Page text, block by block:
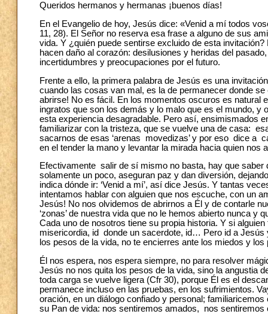
Queridos hermanos y hermanas ¡buenos días!
En el Evangelio de hoy, Jesús dice: «Venid a mí todos
11, 28). El Señor no reserva esa frase a alguno de sus
vida. Y ¿quién puede sentirse excluido de esta
hacen daño al corazón: desilusiones y heridas del
incertidumbres y preocupaciones por el futuro.
Frente a ello, la primera palabra de Jesús es una
cuando las cosas van mal, es la de permanecer donde
abrirse! No es fácil. En los momentos oscuros es natural
ingratos que son los demás y lo malo que es el mundo,
esta experiencia desagradable. Pero así, ensimismados
familiarizar con la tristeza, que se vuelve una de casa:
sacarnos de esas ‘arenas movedizas’ y por eso dice a
en el tender la mano y levantar la mirada hacia quien nos
Efectivamente salir de sí mismo no basta, hay que
solamente un poco, aseguran paz y dan diversión,
indica dónde ir: ‘Venid a mí’, así dice Jesús. Y tantas
intentamos hablar con alguien que nos escuche, con un
Jesús! No nos olvidemos de abrirnos a Él y de contarle
‘zonas’ de nuestra vida que no le hemos abierto nunca
Cada uno de nosotros tiene su propia historia. Y si
misericordia, id donde un sacerdote, id… Pero id a Jesús
los pesos de la vida, no te encierres ante los miedos y
Él nos espera, nos espera siempre, no para resolver
Jesús no nos quita los pesos de la vida, sino la angustia
toda carga se vuelve ligera (Cfr 30), porque Él es el
permanece incluso en las pruebas, en los sufrimientos.
oración, en un diálogo confiado y personal;
su Pan de vida: nos sentiremos amados, nos sentiremos